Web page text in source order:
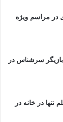
در مراسم ویژه
بازیگر سرشناس در
تنها در خانه در